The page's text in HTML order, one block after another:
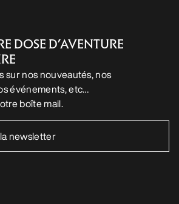
DOSE D’AVENTURE
sur nos nouveautés, nos
événements, etc…
boîte mail.